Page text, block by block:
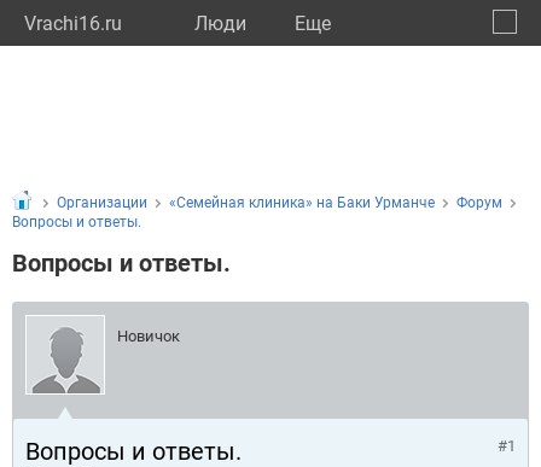
Vrachi16.ru Люди Eще
Организации «Семейная клиника» на Баки Урманче
Форум
Вопросы и ответы.
Вопросы и ответы.
Новичок
Вопросы и ответы. #1